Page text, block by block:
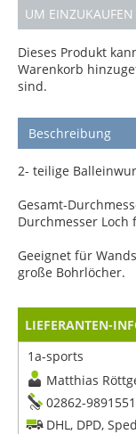
UM
Dieses Produkt
Warenkorb
sind.
Beschreibung
2- teilige
Gesamt-
Durchmesser Loch
Geeignet für
große Bohrlöcher.
LIEFERANTEN-
1a-sports
Matthias
02862-9891551
DHL, DPD,